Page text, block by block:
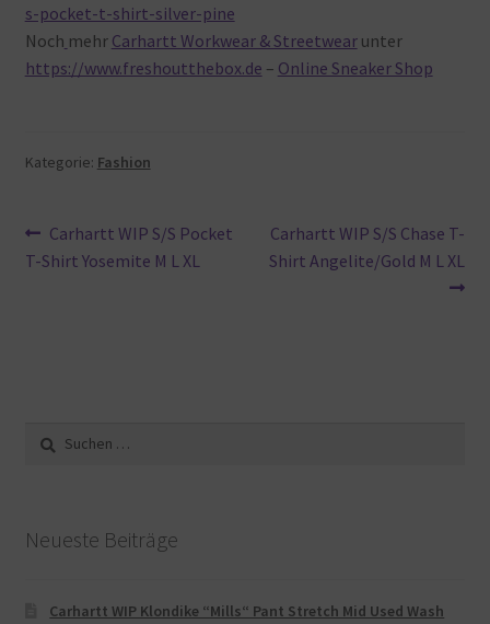
s-pocket-t-shirt-silver-pine
Noch mehr Carhartt Workwear & Streetwearunter
https://www.freshoutthebox.de – Online Sneaker Shop
Kategorie: Fashion
Beitragsnavigation
Vorheriger
Beitrag:
Carhartt WIP S/S Pocket
T-Shirt Yosemite M L XL
Nächster
Beitrag:
Carhartt WIP S/S Chase T-
Shirt Angelite/Gold M L XL
nach:
Neueste Beiträge
Carhartt WIP Klondike “Mills“ Pant Stretch Mid Used Wash